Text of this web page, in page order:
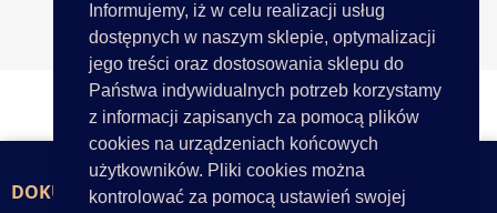
Informujemy, iż w celu realizacji usług
dostępnych w naszym sklepie, optymalizacji
jego treści oraz dostosowania sklepu do
Państwa indywidualnych potrzeb korzystamy
z informacji zapisanych za pomocą plików
cookies na urządzeniach końcowych
użytkowników. Pliki cookies można
kontrolować za pomocą ustawień swojej
Powrót do góry 
DOKUMENTY